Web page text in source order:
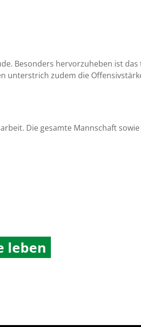
Besonders hervorzuheben ist das
unterstrich zudem die
Die gesamte Mannschaft
leben